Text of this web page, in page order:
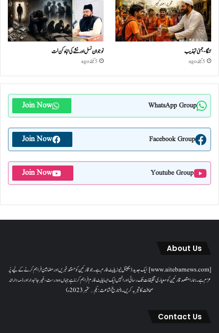
گنگا-جمنی تہذیب
5 گھنٹے ago
نوجوان نسل اور نشے کی تباہ کن لت
5 گھنٹے ago
WhatsApp Group
Join Now
Facebook Group
Join Now
Youtube Group
Join Now
About Us
[www.aitebarnews.com] ایک جدید ڈیجیٹل نیوز پلیٹ فارم ہے۔ جو قارئین کو مستند خبریں اور مضامین فراہم کرنے کے لیے پُر
عزم ہے۔ ہمارا مقصدقارئین کو معیاری تخلیقات تک رسائی اور انہیں ایک ایسا پلیٹ فارم فراہم کرنا ہے جہاں وہ درست، غیر جانبدار اور ذمہ دارانہ
صحافت کا تجربہ کریں۔( تاریخ اشاعت : یکم؍ ستمبر 2023ء)
Contact Us